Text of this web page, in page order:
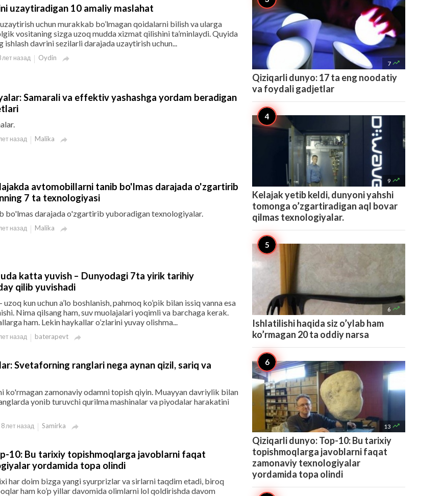
uzaytiradigan 10 amaliy maslahat
uchun murakkab bo’lmagan qoidalarni bilish va ularga
vositaning sizga uzoq mudda xizmat qilishini ta’minlaydi. Quyida
ishlash davrini sezilarli darajada uzaytirish uchun...
лет назад Oydin 
Samarali va effektiv yashashga yordam beradigan
назад Malika 
avtomobillarni tanib bo'lmas darajada o'zgartirib
7 ta texnologiyasi
bo'lmas darajada o'zgartirib yuboradigan texnologiyalar.
назад Malika 
katta yuvish – Dunyodagi 7ta yirik tarihiy
qilib yuvishadi
kun uchun a’lo boshlanish, pahmoq ko’pik bilan issiq vanna esa
Nima qilsang ham, suv muolajalari yoqimli va barchaga kerak.
ham. Lekin haykallar o’zlarini yuvay olishma...
назад baterapevt 
Svetaforning ranglari nega aynan qizil, sariq va
ko'rmagan zamonaviy odamni topish qiyin. Muayyan davriylik bilan
yonib turuvchi qurilma mashinalar va piyodalar harakatini
8 лет назад Samirka 
10: Bu tarixiy topishmoqlarga javoblarni faqat
yordamida topa olindi
har doim bizga yangi syurprizlar va sirlarni taqdim etadi, biroq
ham ko’p yillar davomida olimlarni lol qoldirishda davom
7 
Qiziqarli dunyo: 17 ta eng noodatiy
va foydali gadjetlar
9 
Kelajak yetib keldi, dunyoni yahshi
tomonga o’zgartiradigan aql bovar
qilmas texnologiyalar.
6 
Ishlatilishi haqida siz o’ylab ham
ko’rmagan 20 ta oddiy narsa
13 
Qiziqarli dunyo: Top-10: Bu tarixiy
topishmoqlarga javoblarni faqat
zamonaviy texnologiyalar
yordamida topa olindi